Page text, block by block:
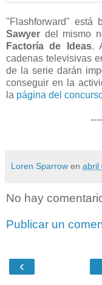
"Flashforward" está
Sawyer del mismo
Factoría de Ideas.
cadenas televisivas
de la serie darán
conseguir en la
la página del
Loren Sparrow en abril
No hay
Publicar un
‹